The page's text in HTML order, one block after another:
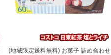
(地域限定送料無料) お菓子 詰め合わせ